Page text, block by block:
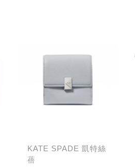
KATE SPADE 凱特絲
蓓